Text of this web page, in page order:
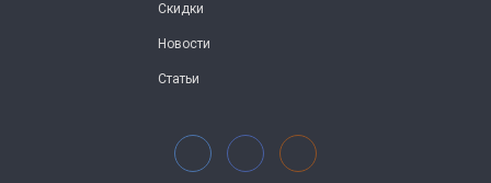
Скидки
Новости
Статьи